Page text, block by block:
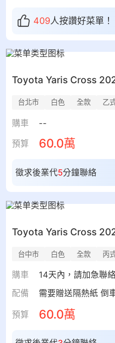
409人按讚好菜單！
Toyota Yaris Cross
台北市 白色 全款 乙
購車 --
預算 60.0萬
徵求後業代5分鐘聯絡
Toyota Yaris Cross
台中市 白色 全款 丙
購車
14天內，請加急聯絡
配備
預算 60.0萬